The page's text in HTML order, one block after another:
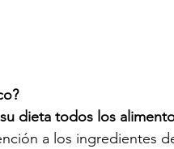
dieta todos los
a los ingredientes